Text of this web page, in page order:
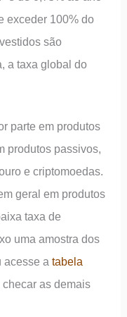
exceder 100% do
são
a taxa global do
parte em produtos
produtos passivos,
e criptomoedas.
geral em produtos
taxa de
uma amostra dos
acesse atabela
checar as demais